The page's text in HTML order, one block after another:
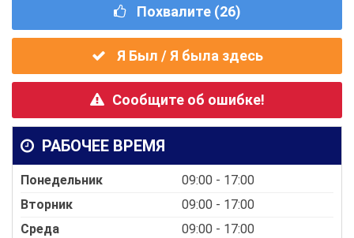
Похвалите (26)
Я Был / Я была здесь
Сообщите об ошибке!
РАБОЧЕЕ ВРЕМЯ
Понедельник
09:00 - 17:00
Вторник
09:00 - 17:00
Среда
09:00 - 17:00